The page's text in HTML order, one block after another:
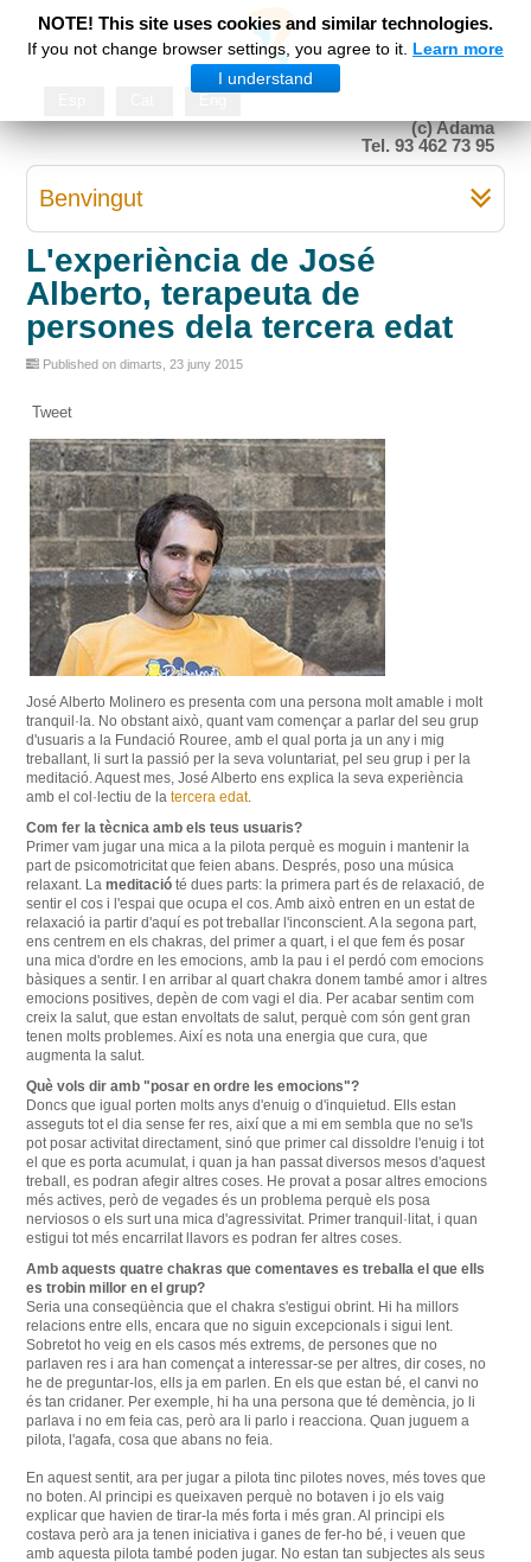
(c) Adama
Tel. 93 462 73 95
NOTE! This site uses cookies and similar technologies.
If you not change browser settings, you agree to it. Learn more
I understand
Benvingut
L'experiència de José
Alberto, terapeuta de
persones dela tercera edat
Published on dimarts, 23 juny 2015
Tweet
José Alberto Molinero es presenta com una persona molt amable i molt
tranquil·la.
No obstant això , quant vam començar a parlar del seu grup
d'usuaris a la Fundació Rouree, amb el qual porta ja un any i mig
treballant li surt la passió per la seva voluntariat pel seu grup i per la
meditació Aquest mes , José Alberto ens explica la seva experiència
amb el col·lectiu de la tercera edat.
Com fer la tècnica amb els teus usuaris?
Primer vam jugar una mica a la pilota perquè es moguin i mantenir la
part de psicomotricitat que feien abans Després, poso una música
relaxant. La meditació té dues parts: la primera part és de relaxació , de
sentir el cos i l'espai que ocupa el cos. Amb això entren en un estat de
relaxació ia partir d'aquí es pot treballar l'inconscient A la segona part
ens centrem en els chakras , del primer a quart, i el que fem és posar
una mica d'ordre en les emocions amb la pau i el perdó com emocions
bàsiques a sentir. I en arribar al quart chakra donem també amor i altres
emocions positives depèn de com vagi el dia Per acabar sentim com
creix la salut , que estan envoltats de salut perquè com són gent gran
tenen molts problemes Així es nota una energia que cura , que
augmenta la salut
Què vols dir amb "posar en ordre les emocions"?
Doncs que igual porten molts anys d'enuig o d'inquietud Ells estan
asseguts tot el dia sense fer res, així que a mi em sembla que no se'ls
pot posar activitat directament, sinó que primer cal dissoldre l'enuig i tot
el que es porta acumulat, i quan ja han passat diversos mesos d'aquest
treball es podran afegir altres coses. He provat a posar altres emocions
més actives però de vegades és un problema perquè els posa
nerviosos o els surt una mica d'agressivitat Primer tranquil·litat i quan
estigui tot més encarrilat llavors es podran fer altres coses.
Amb aquests quatre chakras que comentaves es treballa el que ells
es trobin millor en el grup?
Seria una conseqüència que el chakra s'estigui obrint. Hi ha millors
relacions entre ells, encara que no siguin excepcionals i sigui lent.
Sobretot ho veig en els casos més extrems, de persones que no
parlaven res i ara han començat a interessar-se per altres, dir coses, no
he de preguntar-los, ells ja em parlen.
En els que estan bé, el canvi no
és tan cridaner. Per exemple, hi ha una persona que té demència, jo li
parlava i no em feia cas, però ara li parlo i reacciona. Quan juguem a
pilota, l'agafa, cosa que abans no feia.
En aquest sentit, ara per jugar a pilota tinc pilotes noves, més toves que
no boten. Al principi es queixaven perquè no botaven i jo els vaig
explicar que havien de tirar-la més forta i més gran. Al principi els
costava però ara ja tenen iniciativa i ganes de fer-ho bé, i veuen que
amb aquesta pilota també poden jugar. No estan tan subjectes als seus